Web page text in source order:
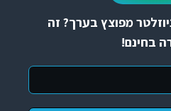
מפוצץ בערך? זה
בחינם!